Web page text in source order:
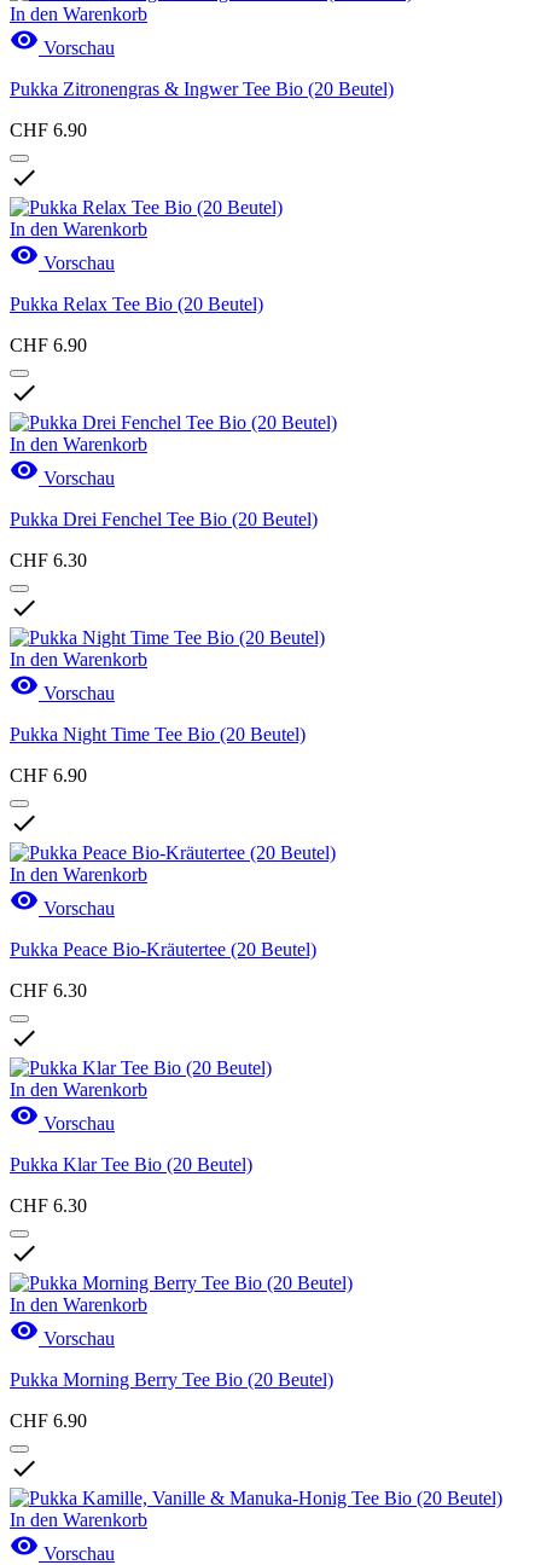
In den Warenkorb
 Vorschau
Pukka Zitronengras & Ingwer Tee Bio (20 Beutel)
CHF 6.90

In den Warenkorb
 Vorschau
Pukka Relax Tee Bio (20 Beutel)
CHF 6.90

In den Warenkorb
 Vorschau
Pukka Drei Fenchel Tee Bio (20 Beutel)
CHF 6.30

In den Warenkorb
 Vorschau
Pukka Night Time Tee Bio (20 Beutel)
CHF 6.90

In den Warenkorb
 Vorschau
Pukka Peace Bio-Kräutertee (20 Beutel)
CHF 6.30

In den Warenkorb
 Vorschau
Pukka Klar Tee Bio (20 Beutel)
CHF 6.30

In den Warenkorb
 Vorschau
Pukka Morning Berry Tee Bio (20 Beutel)
CHF 6.90

In den Warenkorb
 Vorschau